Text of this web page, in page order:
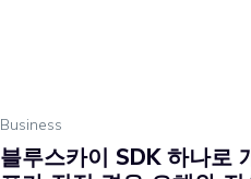
Business
블루스카이 SDK 하나로